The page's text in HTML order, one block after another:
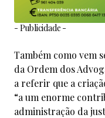
- Publicidade -
Também como vem
da Ordem dos
a referir que a
“a um enorme
administração da